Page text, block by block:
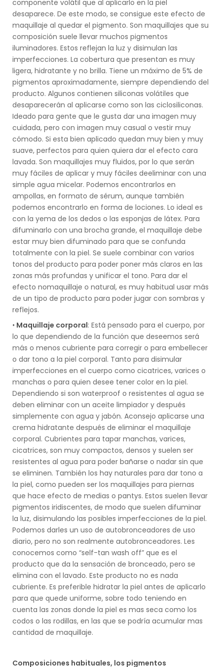
componente volátil que al aplicarlo en la piel
desaparece. De este modo, se consigue este efecto de
maquillaje al quedar el pigmento. Son maquillajes que su
composición suele llevar muchos pigmentos
iluminadores. Estos reflejan la luz y disimulan las
imperfecciones. La cobertura que presentan es muy
ligera, hidratante y no brilla. Tiene un máximo de 5% de
pigmentos aproximadamente, siempre dependiendo del
producto. Algunos contienen siliconas volátiles que
desaparecerán al aplicarse como son las ciclosiliconas.
Ideado para gente que le gusta dar una imagen muy
cuidada, pero con imagen muy casual o vestir muy
cómodo. Si esta bien aplicado quedan muy bien y muy
suave, perfectos para quien quiera dar el efecto cara
lavada. Son maquillajes muy fluidos, por lo que serán
muy fáciles de aplicar y muy fáciles deeliminar con una
simple agua micelar. Podemos encontrarlos en
ampollas, en formato de sérum, aunque también
podemos encontrarlo en forma de lociones. Lo ideal es
con la yema de los dedos o las esponjas de látex. Para
difuminarlo con una brocha grande, el maquillaje debe
estar muy bien difuminado para que se confunda
totalmente con la piel. Se suele combinar con varios
tonos del producto para poder poner más claros en las
zonas más profundas y unificar el tono. Para dar el
efecto nomaquillaje o natural, es muy habitual usar más
de un tipo de producto para poder jugar con sombras y
reflejos.
• Maquillaje corporal: Está pensado para el cuerpo, por
lo que dependiendo de la función que deseemos será
más o menos cubriente para corregir o para embellecer
o dar tono a la piel corporal. Tanto para disimular
imperfecciones en el cuerpo como cicatrices, varices o
manchas o para quien desee tener color en la piel.
Dependiendo si son waterproof o resistentes al agua se
deben eliminar con un aceite limpiador y después
simplemente con agua y jabón. Aconsejo aplicarse una
crema hidratante después de eliminar el maquillaje
corporal. Cubrientes para tapar manchas, varices,
cicatrices, son muy compactos, densos y suelen ser
resistentes al agua para poder bañarse o nadar sin que
se eliminen. También los hay naturales para dar tono a
la piel, como pueden ser los maquillajes para piernas
que hace efecto de medias o pantys. Estos suelen llevar
pigmentos iridiscentes, de modo que suelen difuminar
la luz, disimulando las posibles imperfecciones de la piel.
Podemos darles un uso de autobronceadores de uso
diario, pero no son realmente autobronceadores. Les
conocemos como “self-tan wash off” que es el
producto que da la sensación de bronceado, pero se
elimina con el lavado. Este producto no es nada
cubriente. Es preferible hidratar la piel antes de aplicarlo
para que quede uniforme, sobre todo teniendo en
cuenta las zonas donde la piel es mas seca como los
codos o las rodillas, en las que se podría acumular mas
cantidad de maquillaje.
Composiciones habituales, los pigmentos